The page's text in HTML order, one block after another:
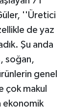
''Üretici
de yaz
Şu anda
soğan,
genel
çok makul
ekonomik